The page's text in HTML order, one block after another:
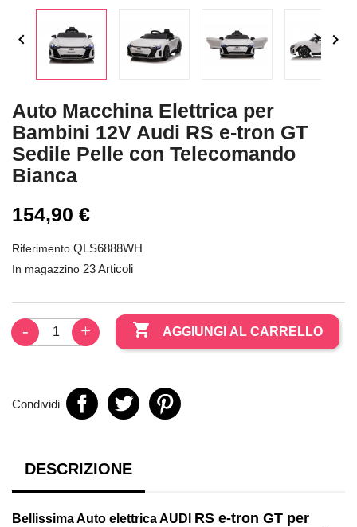
 
Auto Macchina Elettrica per
Bambini 12V Audi RS e-tron GT
Sedile Pelle con Telecomando
Bianca
154,90 €
Riferimento QLS6888WH
In magazzino 23 Articoli
 AGGIUNGI AL CARRELLO
Condividi
DESCRIZIONE
BellissimaAuto elettrica AUDI RS e-tron GT per